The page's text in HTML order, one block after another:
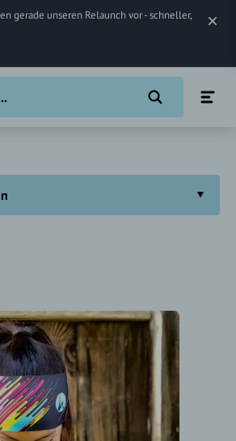
gerade unseren Relaunch vor - schneller,